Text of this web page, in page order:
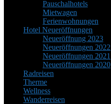
Pauschalhotels
Mietwagen
Ferienwohnungen
Hotel Neueröffnungen
Neueröffnung 2023
Neueröffnungen 2022
Neueröffnungen 2021
Neueröffnungen 2020
Radreisen
Therme
Wellness
Wanderreisen